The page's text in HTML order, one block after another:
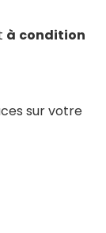
à condition
sur votre